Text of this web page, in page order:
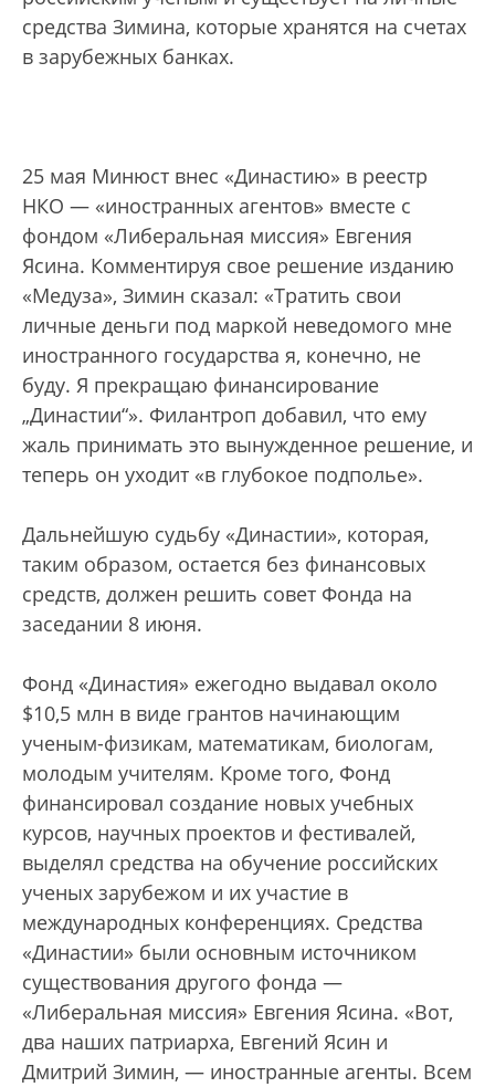
средства Зимина, которые хранятся на счетах
в зарубежных банках.
25 мая Минюст внес «Династию» в реестр
НКО — «иностранных агентов» вместе с
фондом «Либеральная миссия» Евгения
Ясина. Комментируя свое решение изданию
«Медуза», Зимин сказал: «Тратить свои
личные деньги под маркой неведомого мне
иностранного государства я, конечно, не
буду. Я прекращаю финансирование
„Династии“». Филантроп добавил, что ему
жаль принимать это вынужденное решение, и
теперь он уходит «в глубокое подполье».
Дальнейшую судьбу «Династии», которая,
таким образом, остается без финансовых
средств, должен решить совет Фонда на
заседании 8 июня.
Фонд «Династия» ежегодно выдавал около
$10,5 млн в виде грантов начинающим
ученым-физикам, математикам, биологам,
молодым учителям. Кроме того, Фонд
финансировал создание новых учебных
курсов, научных проектов и фестивалей,
выделял средства на обучение российских
ученых зарубежом и их участие в
международных конференциях. Средства
«Династии» были основным источником
существования другого фонда —
«Либеральная миссия» Евгения Ясина. «Вот,
два наших патриарха, Евгений Ясин и
Дмитрий Зимин, — иностранные агенты. Всем